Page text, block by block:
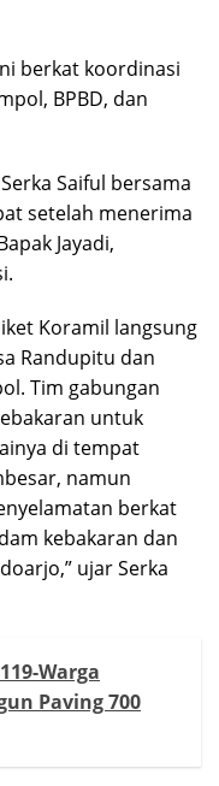
berkat koordinasi
BPBD, dan
Saiful bersama
setelah menerima
Jayadi,
Koramil langsung
Randupitu dan
Tim gabungan
untuk
di tempat
namun
berkat
kebakaran dan
ujar Serka
Warga
Paving 700